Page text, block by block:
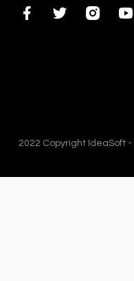
2022 Copyright IdeaSoft -